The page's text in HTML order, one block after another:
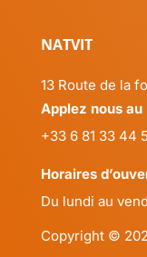
NATVIT
13 Route de la
Applez nous au
+33 6 81 33 44
Horaires
Du lundi au
Copyright ©